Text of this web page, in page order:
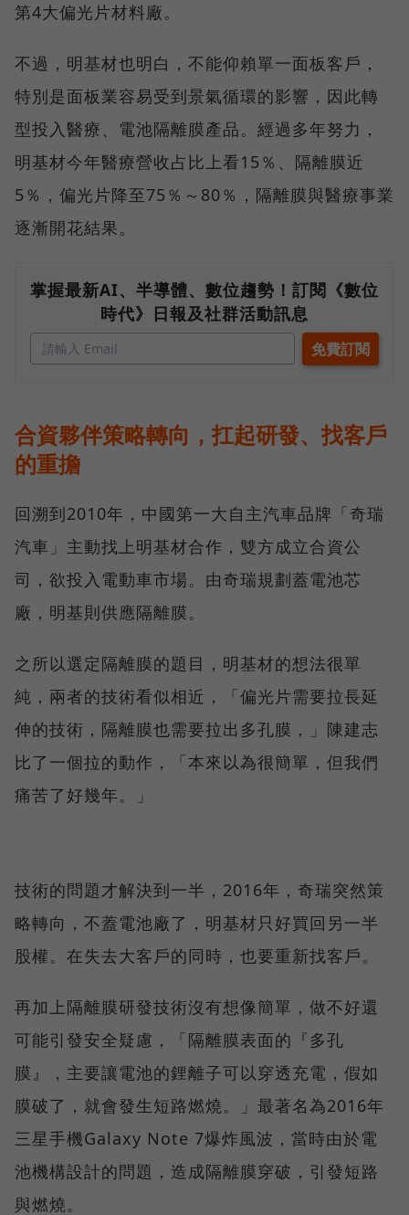
第4大偏光片材料廠。
不過，明基材也明白，不能仰賴單一面板客戶，
特別是面板業容易受到景氣循環的影響，因此轉
型投入醫療、電池隔離膜產品。經過多年努力，
明基材今年醫療營收占比上看15％、隔離膜近
5％，偏光片降至75％～80％，隔離膜與醫療事業
逐漸開花結果。
掌握最新AI、半導體、數位趨勢！訂閱《數位
時代》日報及社群活動訊息
合資夥伴策略轉向，扛起研發、找客戶
的重擔
回溯到2010年，中國第一大自主汽車品牌「奇瑞
汽車」主動找上明基材合作，雙方成立合資公
司，欲投入電動車市場。由奇瑞規劃蓋電池芯
廠，明基則供應隔離膜。
之所以選定隔離膜的題目，明基材的想法很單
純，兩者的技術看似相近，「偏光片需要拉長延
伸的技術，隔離膜也需要拉出多孔膜，」陳建志
比了一個拉的動作，「本來以為很簡單，但我們
痛苦了好幾年。」
技術的問題才解決到一半，2016年，奇瑞突然策
略轉向，不蓋電池廠了，明基材只好買回另一半
股權。在失去大客戶的同時，也要重新找客戶。
再加上隔離膜研發技術沒有想像簡單，做不好還
可能引發安全疑慮，「隔離膜表面的『多孔
膜』，主要讓電池的鋰離子可以穿透充電，假如
膜破了，就會發生短路燃燒。」最著名為2016年
三星手機Galaxy Note 7爆炸風波，當時由於電
池機構設計的問題，造成隔離膜穿破，引發短路
與燃燒。